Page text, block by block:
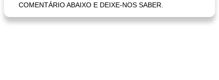
COMENTÁRIO ABAIXO E DEIXE-NOS SABER.